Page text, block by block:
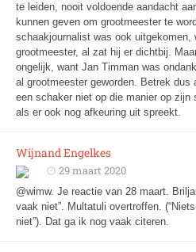
te leiden, nooit voldoende aandacht
kunnen geven om grootmeester te
schaakjournalist was ook uitgekomen,
grootmeester, al zat hij er dichtbij.
ongelijk, want Jan Timman was
al grootmeester geworden. Betrek
een schaker niet op die manier op
als er ook nog afkeuring uit spreekt.
Wijnand Engelkes
29 maart 2020
@wimw. Je reactie van 28 maart.
vaak niet”. Multatuli overtroffen.
niet”). Dat ga ik nog vaak citeren.